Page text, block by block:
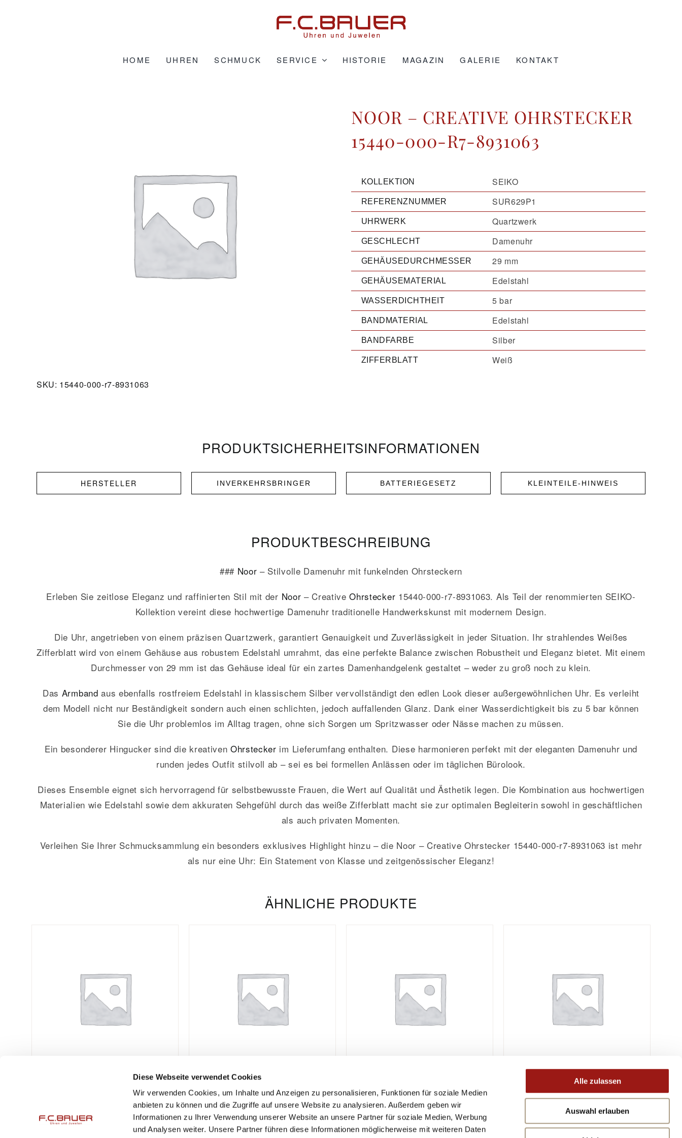
Diese Webseite verwendet Cookies
Wir verwenden Cookies, um Inhalte und Anzeigen zu personalisieren, Funktionen für soziale Medien
anbieten zu können und die Zugriffe auf unsere Website zu analysieren. Außerdem geben wir
Informationen zu Ihrer Verwendung unserer Website an unsere Partner für soziale Medien, Werbung
und Analysen weiter. Unsere Partner führen diese Informationen möglicherweise mit weiteren Daten
Alle zulassen
Auswahl erlauben
HOME UHREN SCHMUCK SERVICE HISTORIE MAGAZIN GALERIE KONTAKT
SKU: 15440-000-r7-8931063
NOOR – CREATIVE OHRSTECKER
15440-000-R7-8931063
KOLLEKTION SEIKO
REFERENZNUMMER SUR629P1
UHRWERK Quartzwerk
GESCHLECHT Damenuhr
GEHÄUSEDURCHMESSER 29 mm
GEHÄUSEMATERIAL Edelstahl
WASSERDICHTHEIT 5 bar
BANDMATERIAL Edelstahl
BANDFARBE Silber
ZIFFERBLATT Weiß
PRODUKT­­SICHERHEITS­INFORMATIONEN
HERSTELLER INVERKEHRSBRINGER BATTERIEGESETZ KLEINTEILE-HINWEIS
PRODUKT­­BESCHREIBUNG
### Noor – Stilvolle Damenuhr mit funkelnden Ohrsteckern
Erleben Sie zeitlose Eleganz und raffinierten Stil mit der Noor – CreativeOhrstecker 15440-000-r7-8931063. Als Teil der renommierten SEIKO-
Kollektion vereint diese hochwertige Damenuhr traditionelle Handwerkskunst mit modernem Design.
Die Uhr, angetrieben von einem präzisen Quartzwerk, garantiert Genauigkeit und Zuverlässigkeit in jeder Situation. Ihr strahlendes Weißes
Zifferblatt wird von einem Gehäuse aus robustem Edelstahl umrahmt, das eine perfekte Balance zwischen Robustheit und Eleganz bietet. Mit einem
Durchmesser von 29 mm ist das Gehäuse ideal für ein zartes Damenhandgelenk gestaltet – weder zu groß noch zu klein.
Das Armband aus ebenfalls rostfreiem Edelstahl in klassischem Silber vervollständigt den edlen Look dieser außergewöhnlichen Uhr. Es verleiht
dem Modell nicht nur Beständigkeit sondern auch einen schlichten, jedoch auffallenden Glanz. Dank einer Wasserdichtigkeit bis zu 5 bar können
Sie die Uhr problemlos im Alltag tragen, ohne sich Sorgen um Spritzwasser oder Nässe machen zu müssen.
Ein besonderer Hingucker sind die kreativen Ohrstecker im Lieferumfang enthalten. Diese harmonieren perfekt mit der eleganten Damenuhr und
runden jedes Outfit stilvoll ab – sei es bei formellen Anlässen oder im täglichen Bürolook.
Dieses Ensemble eignet sich hervorragend für selbstbewusste Frauen, die Wert auf Qualität und Ästhetik legen. Die Kombination aus hochwertigen
Materialien wie Edelstahl sowie dem akkuraten Sehgefühl durch das weiße Zifferblatt macht sie zur optimalen Begleiterin sowohl in geschäftlichen
als auch privaten Momenten.
Verleihen Sie Ihrer Schmucksammlung ein besonders exklusives Highlight hinzu – die Noor – Creative Ohrstecker 15440-000-r7-8931063 ist mehr
als nur eine Uhr: Ein Statement von Klasse und zeitgenössischer Eleganz!
ÄHNLICHE PRODUKTE
F.C. Bauer Uhren & Juwelen GmbH
Peter-Auzinger-Straße 11
Öffnungszeiten:
Mo. – Fr.10:00 – 13:00 Uhr
Mo. – Fr.14:00 – 18:30 Uhr
Datenschutz
Impressum
Social Media Auftritte